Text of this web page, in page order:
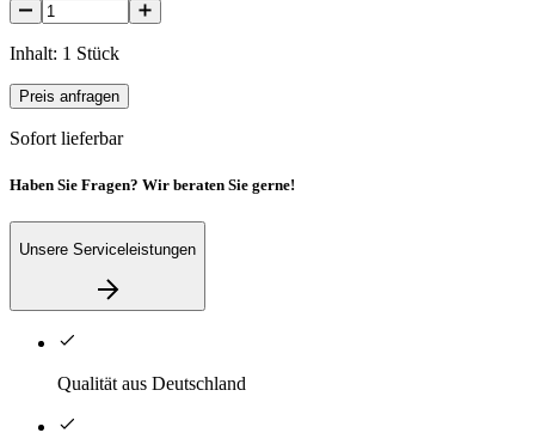
Inhalt: 1 Stück
Preis anfragen
Sofort lieferbar
Haben Sie Fragen? Wir beraten Sie gerne!
Unsere Serviceleistungen
Qualität aus Deutschland